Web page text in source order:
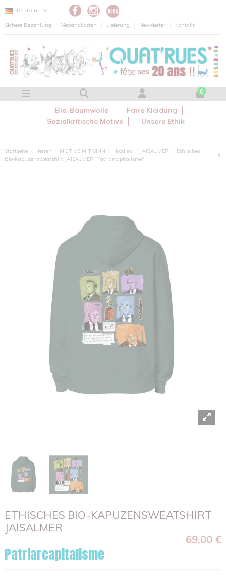
Deutsch
Sichere Bezahlung Versandkosten Lieferung Newsletter Kontakt
0
Bio-Baumwolle
Faire Kleidung
Sozialkritische Motive
Unsere Ethik
Startseite Herren MOTIVE MIT SINN Hoodies JAISALMER
Ethisches
Bio-Kapuzensweatshirt JAISALMER "Patriarcapitalisme"
ETHISCHES BIO-KAPUZENSWEATSHIRT
JAISALMER
69,00 €
Patriarcapitalisme